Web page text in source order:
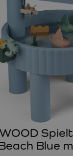
und
.
für zu Hause,
und
Materialien in
Kind mitwächst
Blue